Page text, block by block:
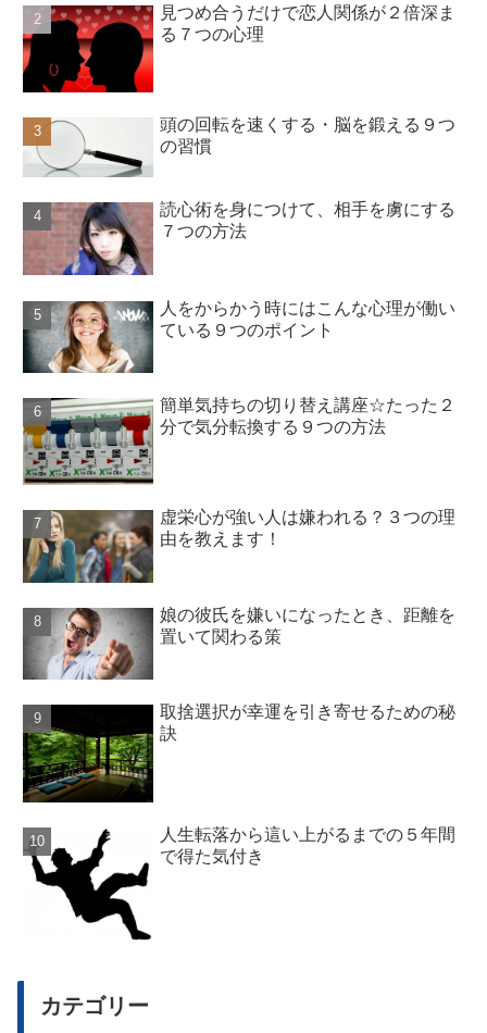
見つめ合うだけで恋人関係が２倍深ま
る７つの心理
頭の回転を速くする・脳を鍛える９つ
の習慣
読心術を身につけて、相手を虜にする
７つの方法
人をからかう時にはこんな心理が働い
ている９つのポイント
簡単気持ちの切り替え講座☆たった２
分で気分転換する９つの方法
虚栄心が強い人は嫌われる？３つの理
由を教えます！
娘の彼氏を嫌いになったとき、距離を
置いて関わる策
取捨選択が幸運を引き寄せるための秘
訣
人生転落から這い上がるまでの５年間
で得た気付き
カテゴリー